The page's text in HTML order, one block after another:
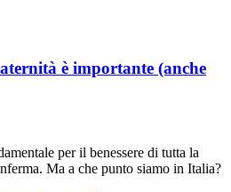
è importante (anche
per il benessere di tutta la
Ma a che punto siamo in Italia?